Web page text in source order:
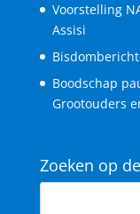
Voorstelling
Assisi
Boodschap
Grootouders
Zoeken op